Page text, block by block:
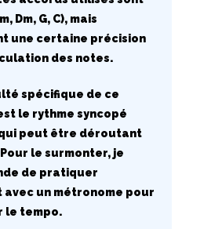
Dm, G, C), mais
une certaine précision
des notes.
spécifique de ce
le rythme syncopé
peut être déroutant
le surmonter, je
de pratiquer
avec un métronome pour
le tempo.
L
M
N
O
P